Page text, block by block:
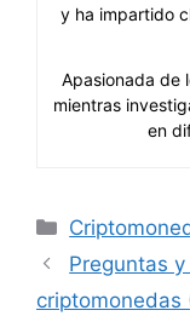
y ha impartido
Apasionada de
mientras
en
Categorías
Preguntas
criptomonedas